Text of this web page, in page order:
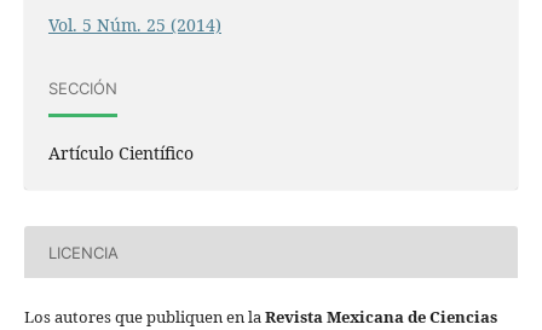
Vol. 5 Núm. 25 (2014)
SECCIÓN
Artículo Científico
LICENCIA
Los autores que publiquen en laRevista Mexicana de Ciencias